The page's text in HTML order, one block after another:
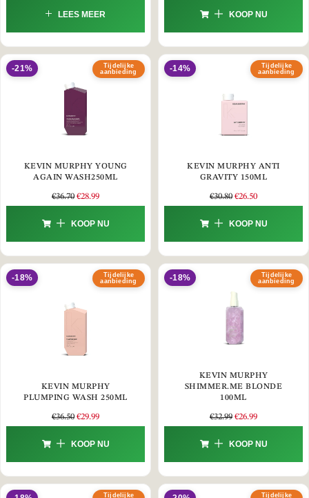
LEES MEER KOOP NU
Tijdelijke
aanbieding
-21%
KEVIN MURPHY YOUNG
AGAIN WASH250ML
€36.70 €28.99
KOOP NU
Tijdelijke
aanbieding
-14%
KEVIN MURPHY ANTI
GRAVITY 150ML
€30.80 €26.50
KOOP NU
Tijdelijke
aanbieding
-18%
KEVIN MURPHY
PLUMPING WASH 250ML
€36.50 €29.99
KOOP NU
Tijdelijke
aanbieding
-18%
KEVIN MURPHY
SHIMMER.ME BLONDE
100ML
€32.99 €26.99
KOOP NU
Tijdelijke Tijdelijke